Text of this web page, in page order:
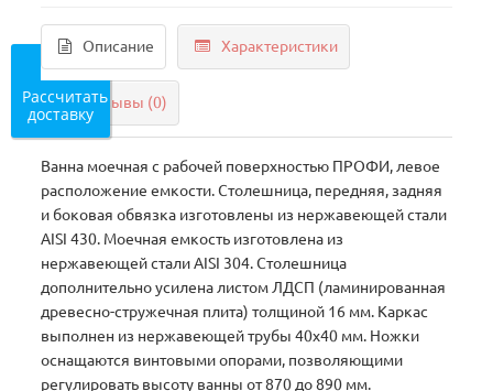
Описание Характеристики
Отзывы (0)
Ванна моечная с рабочей поверхностью ПРОФИ, левое
расположение емкости. Столешница, передняя, задняя
и боковая обвязка изготовлены из нержавеющей стали
AISI 430. Моечная емкость изготовлена из
нержавеющей стали AISI 304. Столешница
дополнительно усилена листом ЛДСП (ламинированная
древесно-стружечная плита) толщиной 16 мм. Каркас
выполнен из нержавеющей трубы 40х40 мм. Ножки
оснащаются винтовыми опорами, позволяющими
регулировать высоту ванны от 870 до 890 мм.
Рассчитать
доставку